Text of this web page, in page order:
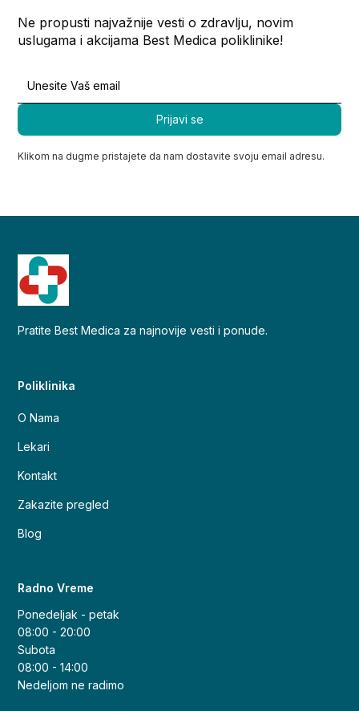
Ne propusti najvažnije vesti o zdravlju, novim
uslugama i akcijama Best Medica poliklinike!
Klikom na dugme pristajete da nam dostavite svoju email adresu.
Pratite Best Medica za najnovije vesti i ponude.
Poliklinika
O Nama
Lekari
Kontakt
Zakazite pregled
Blog
Radno Vreme
Ponedeljak - petak
08:00 - 20:00
Subota
08:00 - 14:00
Nedeljom ne radimo